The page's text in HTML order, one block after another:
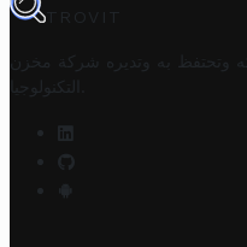
TROVIT
وتحتفظ به وتديره
شركة مخزن
التكنولوجيا